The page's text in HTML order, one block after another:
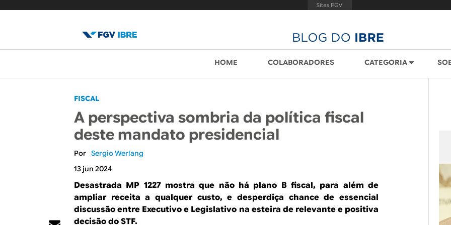
l
o
g
d
o
I
B
u
p
r
i
n
c
i
p
HOME COLABORADORES CATEGORIA
FISCAL
A perspectiva sombria da política fiscal
deste mandato presidencial
Sergio Werlang
13 jun 2024
Desastrada MP 1227 mostra que não há plano B fiscal, para além de
ampliar receita a qualquer custo, e desperdiça chance de essencial
discussão entre Executivo e Legislativo na esteira de relevante e positiva
decisão do STF.